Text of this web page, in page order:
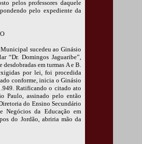
pelos professores daquele
pelo expediente da
sucedeu ao Ginásio
“Dr. Domingos Jaguaribe”,
desdobradas em turmas A e B.
por lei, foi procedida
conforme, inicia o Ginásio
Ratificando o citado ato
Paulo, assinado pelo então
do Ensino Secundário
Negócios da Educação em
do Jordão, abriria mão da